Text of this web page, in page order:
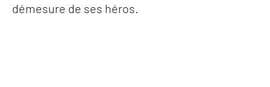
démesure de ses héros.